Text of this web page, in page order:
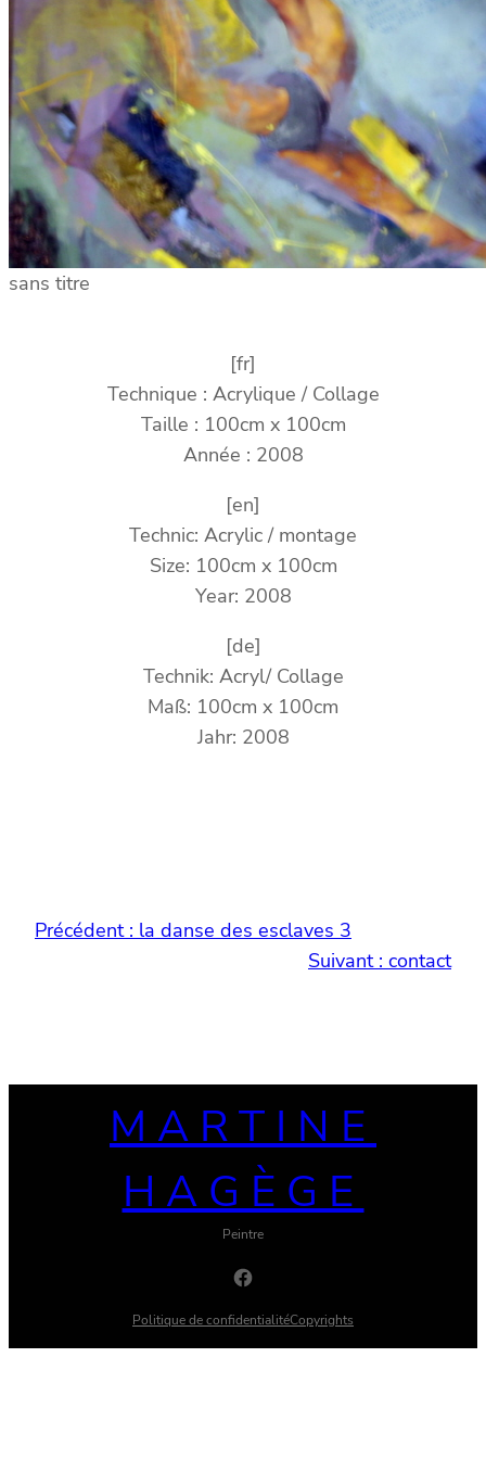
sans titre
[fr]
Technique : Acrylique / Collage
Taille : 100cm x 100cm
Année : 2008
[en]
Technic: Acrylic / montage
Size: 100cm x 100cm
Year: 2008
[de]
Technik: Acryl/ Collage
Maß: 100cm x 100cm
Jahr: 2008
Précédent : la danse des esclaves 3
Suivant : contact
MARTINE
HAGÈGE
Peintre
Facebook
Politique de confidentialitéCopyrights